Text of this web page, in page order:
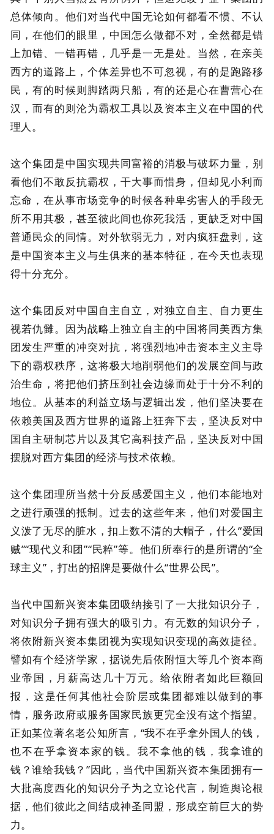
总体倾向。他们对当代中国无论如何都看不惯、不认
同，在他们的眼里，中国怎么做都不对，全然都是错
上加错、一错再错，几乎是一无是处。当然，在亲美
西方的道路上，个体差异也不可忽视，有的是跑路移
民，有的时候则脚踏两只船，有的还是心在曹营心在
汉，而有的则沦为霸权工具以及资本主义在中国的代
理人。
这个集团是中国实现共同富裕的消极与破坏力量，别
看他们不敢反抗霸权，干大事而惜身，但却见小利而
忘命，在从事市场竞争的时候各种卑劣害人的手段无
所不用其极，甚至彼此间也你死我活，更缺乏对中国
普通民众的同情。对外软弱无力，对内疯狂盘剥，这
是中国资本主义与生俱来的基本特征，在今天也表现
得十分充分。
这个集团反对中国自主自立，对独立自主、自力更生
视若仇雠。因为战略上独立自主的中国将同美西方集
团发生严重的冲突对抗，将强烈地冲击资本主义主导
下的霸权秩序，这将极大地削弱他们的发展空间与政
治生命，将把他们挤压到社会边缘而处于十分不利的
地位。从基本的利益立场与逻辑出发，他们坚决要在
依赖美国及西方世界的道路上狂奔下去，坚决反对中
国自主研制芯片以及其它高科技产品，坚决反对中国
摆脱对西方集团的经济与技术依赖。
这个集团理所当然十分反感爱国主义，他们本能地对
之进行顽强的抵制。过去的这些年来，他们对爱国主
义泼了无尽的脏水，扣上数不清的大帽子，什么“爱国
贼”“现代义和团”“民粹”等。他们所奉行的是所谓的“全
球主义”，打出的招牌是要做什么“世界公民”。
当代中国新兴资本集团吸纳接引了一大批知识分子，
对知识分子拥有强大的吸引力。有无数的知识分子，
将依附新兴资本集团视为实现知识变现的高效捷径。
譬如有个经济学家，据说先后依附恒大等几个资本商
业帝国，月薪高达几十万元。给依附者如此巨额回
报，这是任何其他社会阶层或集团都难以做到的事
情，服务政府或服务国家民族更完全没有这个指望。
正如某位著名老公知所言，“我不在乎拿外国人的钱，
也不在乎拿资本家的钱。我不拿他的钱，我拿谁的
钱？谁给我钱？”因此，当代中国新兴资本集团拥有一
大批高度西化的知识分子为之立论代言，制造舆论根
据，他们彼此之间结成神圣同盟，形成空前巨大的势
力。